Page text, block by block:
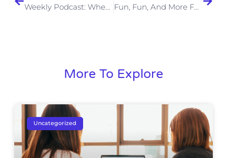
Fun, Fun, And More Fun! Come Work @ Beyond
More To Explore
Uncategorized